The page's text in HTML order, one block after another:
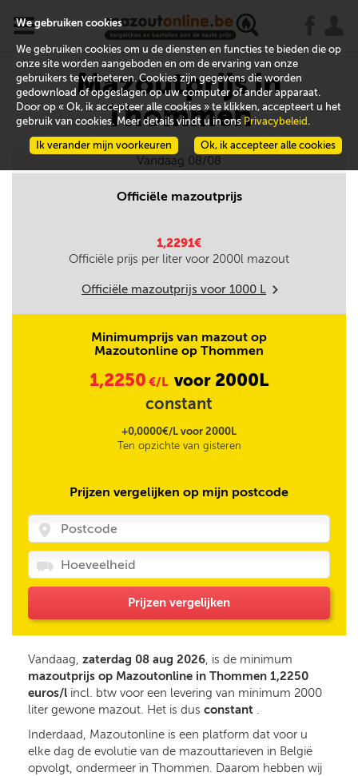
x
Mazoutprijs in
Thommen
Vandaag 08/08
Officiële mazoutprijs
1,2291€
Officiële prijs per liter voor 2000l mazout
Officiële mazoutprijs voor 1000 L m
Minimumprijs van mazout op
Mazoutonline op Thommen
1,2250 €/L voor 2000L
constant
+0,0000€/L voor 2000L
Ten opzichte van gisteren
Prijzen vergelijken op mijn postcode
Prijzen vergelijken
Vandaag, zaterdag 08 aug 2026, is de minimum
mazoutprijs op Mazoutonline in Thommen 1,2250
euros/l incl. btw voor een levering van minimum 2000
liter gewone mazout. Het is dus constant .
Inderdaad, Mazoutonline is een platform dat voor u
elke dag de evolutie van de mazouttarieven in België
opvolgt, ondermeer in Thommen. Daarom hebben wij
We gebruiken cookies
We gebruiken cookies om u de diensten en functies te bieden die op
onze site worden aangeboden en om de ervaring van onze
gebruikers te verbeteren. Cookies zijn gegevens die worden
gedownload of opgeslagen op uw computer of ander apparaat.
Door op « Ok, ik accepteer alle cookies » te klikken, accepteert u het
gebruik van cookies. Meer details vindt u in ons Privacybeleid .
Ok, ik accepteer alle cookies
Ik verander mijn voorkeuren